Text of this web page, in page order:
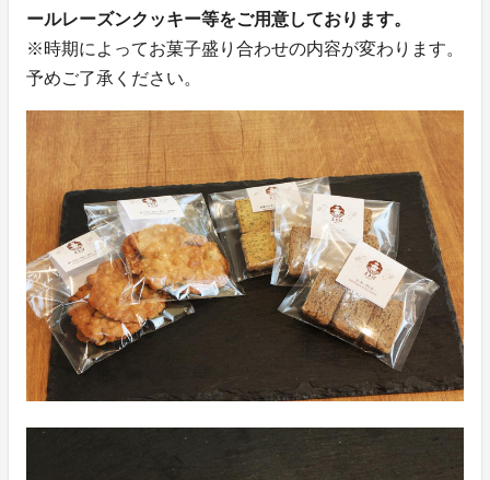
ールレーズンクッキー等をご用意しております。
※時期によってお菓子盛り合わせの内容が変わります。
予めご了承ください。